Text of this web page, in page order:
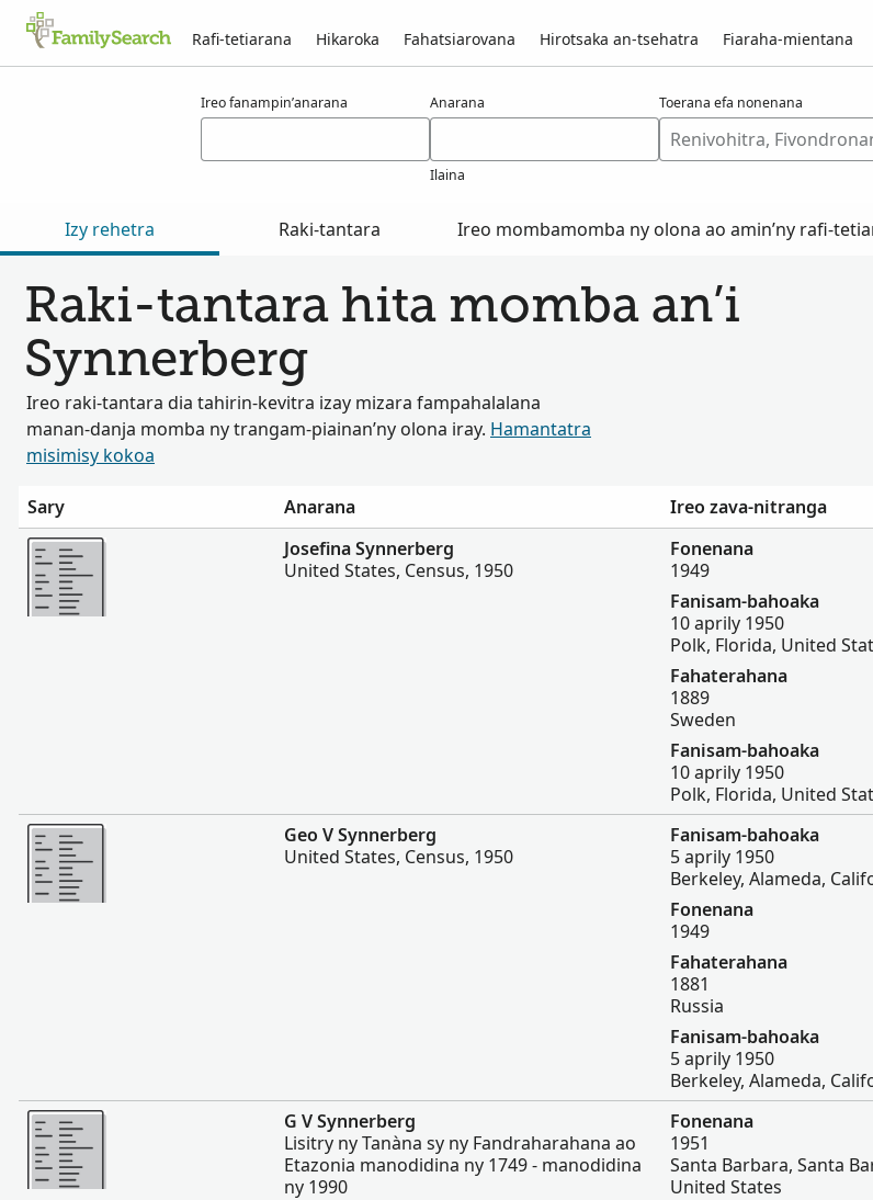
Rafi-tetiarana Hikaroka Fahatsiarovana Hirotsaka an-tsehatra Fiaraha-mientana
Ireo fanampin’anarana Anarana
Ilaina
Toerana efa nonenana
Izy rehetra Raki-tantara Ireo mombamomba ny olona ao amin’ny rafi-
Raki-tantara hita momba an’i
Synnerberg
Ireo raki-tantara dia tahirin-kevitra izay mizara fampahalalana
manan-danja momba ny trangam-piainan’ny olona iray. Hamantatra
misimisy kokoa
Sary Anarana Ireo zava-nitranga
Misimisy kokoa
Josefina Synnerberg
United States, Census, 1950
Fonenana
1949
Fanisam-bahoaka
10 aprily 1950
Polk, Florida, United
Fahaterahana
1889
Sweden
Fanisam-bahoaka
10 aprily 1950
Polk, Florida, United
Misimisy kokoa
Geo V Synnerberg
United States, Census, 1950
Fanisam-bahoaka
5 aprily 1950
Berkeley, Alameda,
Fonenana
1949
Fahaterahana
1881
Russia
Fanisam-bahoaka
5 aprily 1950
Berkeley, Alameda,
Misimisy kokoa
G V Synnerberg
Lisitry ny Tanàna sy ny Fandraharahana ao
Etazonia manodidina ny 1749 - manodidina
ny 1990
Fonenana
1951
Santa Barbara, Santa
United States